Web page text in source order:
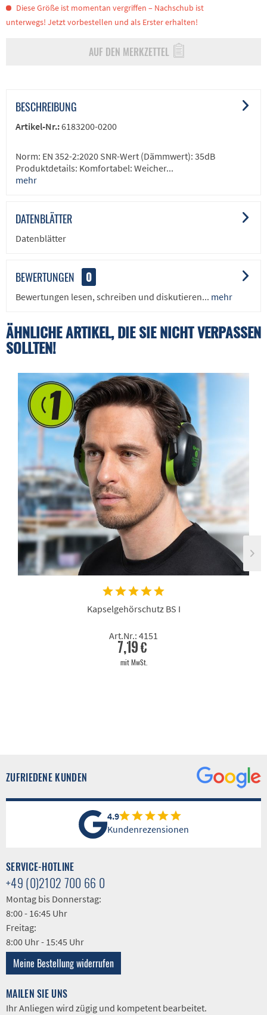
Diese Größe ist momentan vergriffen – Nachschub ist
unterwegs! Jetzt vorbestellen und als Erster erhalten!
AUF DEN MERKZETTEL
BESCHREIBUNG
Artikel-Nr.:6183200-0200
Norm: EN 352-2:2020 SNR-Wert (Dämmwert): 35dB
Produktdetails: Komfortabel: Weicher...
mehr
DATENBLÄTTER
Datenblätter
BEWERTUNGEN 0
Bewertungen lesen, schreiben und diskutieren... mehr
ÄHNLICHE ARTIKEL, DIE SIE NICHT VERPASSEN
SOLLTEN!
Kapselgehörschutz BS I
Art.Nr.: 4151
7,19 €
mit MwSt.
ZUFRIEDENE KUNDEN
4.9
Kundenrezensionen
SERVICE-HOTLINE
+49 (0)2102 700 66 0
Montag bis Donnerstag:
8:00 - 16:45 Uhr
Freitag:
8:00 Uhr - 15:45 Uhr
Meine Bestellung widerrufen
MAILEN SIE UNS
Ihr Anliegen wird zügig und kompetent bearbeitet.